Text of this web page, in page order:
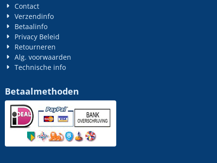
Contact
Verzendinfo
Betaalinfo
Privacy Beleid
Retourneren
Alg. voorwaarden
Technische info
Betaalmethoden